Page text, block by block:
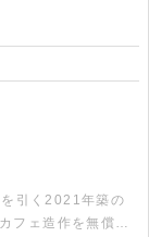
引く2021年築の
フェ造作を無償で